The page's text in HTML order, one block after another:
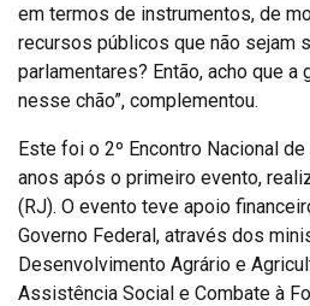
em termos de instrumentos, de
recursos públicos que não sejam
parlamentares? Então, acho que
nesse chão”, complementou.
Este foi o 2º Encontro Nacional
anos após o primeiro evento,
(RJ). O evento teve apoio
Governo Federal, através dos
Desenvolvimento Agrário e
Assistência Social e Combate à